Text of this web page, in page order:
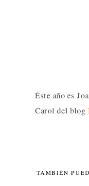
Éste año es
Carol del blog
TAMBIÉN